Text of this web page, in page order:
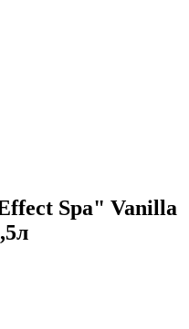
Spa" Vanilla